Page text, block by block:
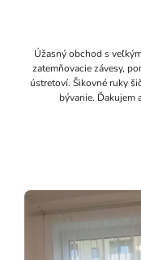
Úžasný obchod s
zatemňovacie závesy,
ústretoví. Šikovné ruky
bývanie. Ďakujem